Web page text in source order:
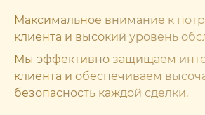
Максимальное внимание к
клиента и высокий уровень
Мы эффективно защищаем
клиента и обеспечиваем
безопасность каждой сделки.